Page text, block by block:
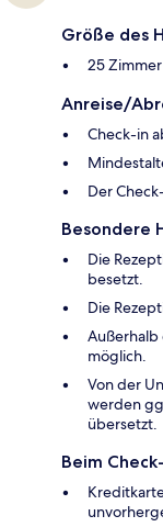
Größe des
25 Zimmer
Anreise/
Check-in
Der
Besondere
Die
besetzt.
Die
möglich.
Von der
werden
übersetzt.
Beim